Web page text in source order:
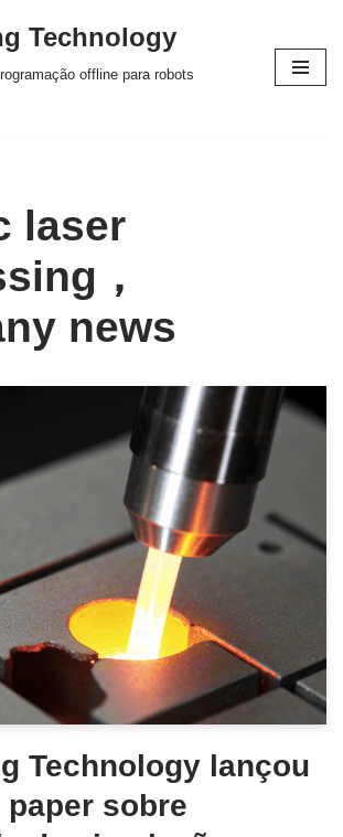
Technology
offline para robots
laser
，
news
Technology lançou
sobre